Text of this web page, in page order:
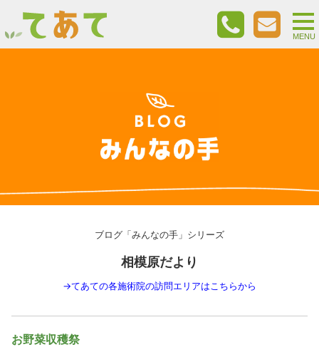
ブログ「みんなの手」シリーズ
相模原だより
→てあての各施術院の訪問エリアはこちらから
お野菜収穫祭
MENU